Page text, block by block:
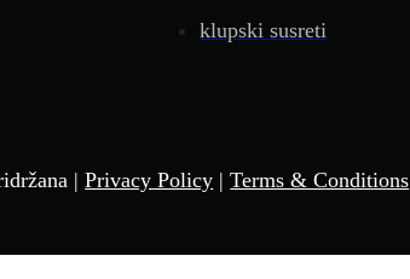
klupski susreti
|Privacy Policy |Terms & Conditions